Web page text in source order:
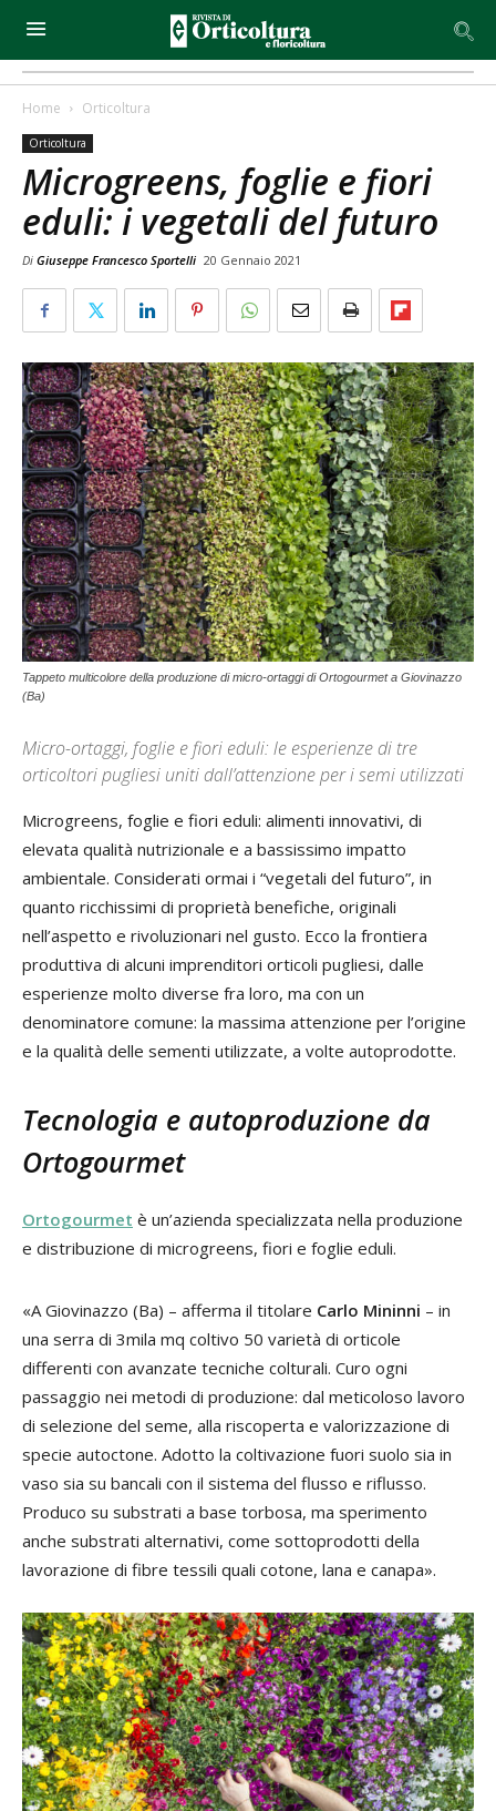
Home Orticoltura
Orticoltura
Microgreens, foglie e fiori
eduli: i vegetali del futuro
Di Giuseppe Francesco Sportelli 20 Gennaio 2021
Tappeto multicolore della produzione di micro-ortaggi di Ortogourmet a Giovinazzo
(Ba)
Micro-ortaggi, foglie e fiori eduli: le esperienze di tre
orticoltori pugliesi uniti dall’attenzione per i semi utilizzati
Microgreens, foglie e fiori eduli: alimenti innovativi, di
elevata qualità nutrizionale e a bassissimo impatto
ambientale. Considerati ormai i “vegetali del futuro”, in
quanto ricchissimi di proprietà benefiche, originali
nell’aspetto e rivoluzionari nel gusto. Ecco la frontiera
produttiva di alcuni imprenditori orticoli pugliesi, dalle
esperienze molto diverse fra loro, ma con un
denominatore comune: la massima attenzione per l’origine
e la qualità delle sementi utilizzate, a volte autoprodotte.
Tecnologia e autoproduzione da
Ortogourmet
Ortogourmet è un’azienda specializzata nella produzione
e distribuzione di microgreens, fiori e foglie eduli.
«A Giovinazzo (Ba) – afferma il titolare Carlo Mininni – in
una serra di 3mila mq coltivo 50 varietà di orticole
differenti con avanzate tecniche colturali. Curo ogni
passaggio nei metodi di produzione: dal meticoloso lavoro
di selezione del seme, alla riscoperta e valorizzazione di
specie autoctone. Adotto la coltivazione fuori suolo sia in
vaso sia su bancali con il sistema del flusso e riflusso.
Produco su substrati a base torbosa, ma sperimento
anche substrati alternativi, come sottoprodotti della
lavorazione di fibre tessili quali cotone, lana e canapa».